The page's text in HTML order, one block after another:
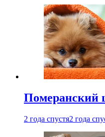
Померанский
2 года спустя2 года